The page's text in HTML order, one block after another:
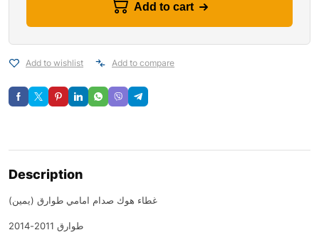
Add to cart
Add to wishlist Add to compare
Description
غطاء هوك صدام امامي طوارق (يمين)
طوارق 2011-2014